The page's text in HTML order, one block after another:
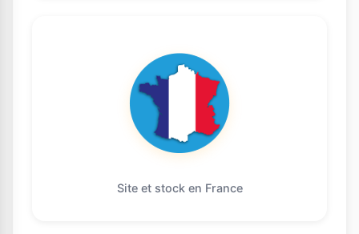
Site et stock en France